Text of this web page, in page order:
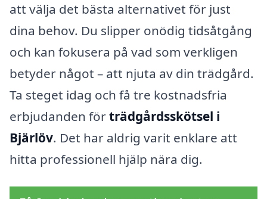
att välja det bästa alternativet för just
dina behov. Du slipper onödig tidsåtgång
och kan fokusera på vad som verkligen
betyder något – att njuta av din trädgård.
Ta steget idag och få tre kostnadsfria
erbjudanden förträdgårdsskötsel i
Bjärlöv. Det har aldrig varit enklare att
hitta professionell hjälp nära dig.